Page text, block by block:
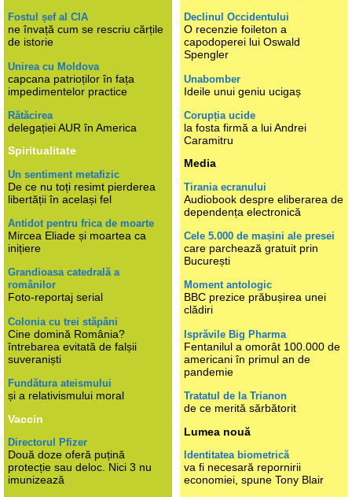
Fostul șef al CIA
ne învață cum se rescriu cărțile
de istorie
Unirea cu Moldova
capcana patrioților în fața
impedimentelor practice
Rătăcirea
delegației AUR în America
Spiritualitate
Un sentiment metafizic
De ce nu toți resimt pierderea
libertății în același fel
Antidot pentru frica de moarte
Mircea Eliade și moartea ca
inițiere
Grandioasa catedrală a
românilor
Foto-reportaj serial
Colonia cu trei stăpâni
Cine domină România?
întrebarea evitată de falșii
suveraniști
Fundătura ateismului
și a relativismului moral
Vaccin
Directorul Pfizer
Două doze oferă puțină
protecție sau deloc. Nici 3 nu
imunizează
Declinul Occidentului
O recenzie foileton a
capodoperei lui Oswald
Spengler
Unabomber
Ideile unui geniu ucigaș
Corupția ucide
la fosta firmă a lui Andrei
Caramitru
Media
Tirania ecranului
Audiobook despre eliberarea de
dependența electronică
Cele 5.000 de mașini ale presei
care parchează gratuit prin
București
Moment antologic
BBC prezice prăbușirea unei
clădiri
Isprăvile Big Pharma
Fentanilul a omorât 100.000 de
americani în primul an de
pandemie
Tratatul de la Trianon
de ce merită sărbătorit
Lumea nouă
Identitatea biometrică
va fi necesară repornirii
economiei, spune Tony Blair